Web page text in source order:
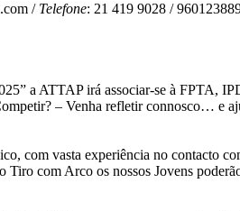
/ Telefone: 21 419 9028 /
a ATTAP irá associar-se à FPTA,
– Venha refletir connosco… e
com vasta experiência no contacto
com Arco os nossos Jovens